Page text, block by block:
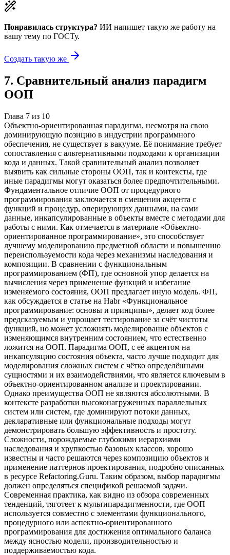
Понравилась структура? ИИ напишет такую же работу на
вашу тему по ГОСТу.
Создать такую же
7. Сравнительный анализ парадигм
ООП
Глава 7 из 10
Объектно-ориентированная парадигма, несмотря на свою
доминирующую позицию в индустрии программного
обеспечения, не существует в вакууме. Её понимание требует
сопоставления с альтернативными подходами к организации
кода и данных. Такой сравнительный анализ позволяет
выявить как сильные стороны ООП, так и контексты, где
иные парадигмы могут оказаться более предпочтительными.
Фундаментальное отличие ООП от процедурного
программирования заключается в смещении акцента с
функций и процедур, оперирующих данными, на сами
данные, инкапсулированные в объекты вместе с методами для
работы с ними. Как отмечается в материале «Объектно-
ориентированное программирование», это способствует
лучшему моделированию предметной области и повышению
переиспользуемости кода через механизмы наследования и
композиции. В сравнении с функциональным
программированием (ФП), где основной упор делается на
вычисления через применение функций и избегание
изменяемого состояния, ООП предлагает иную модель. ФП,
как обсуждается в статье на Habr «Функциональное
программирование: основы и принципы», делает код более
предсказуемым и упрощает тестирование за счёт чистоты
функций, но может усложнять моделирование объектов с
изменяющимся внутренним состоянием, что естественно
ложится на ООП. Парадигма ООП, с её акцентом на
инкапсуляцию состояния объекта, часто лучше подходит для
моделирования сложных систем с чётко определёнными
сущностями и их взаимодействиями, что является ключевым в
объектно-ориентированном анализе и проектировании.
Однако преимущества ООП не являются абсолютными. В
контексте разработки высоконагруженных параллельных
систем или систем, где доминируют потоки данных,
декларативные или функциональные подходы могут
демонстрировать большую эффективность и простоту.
Сложности, порождаемые глубокими иерархиями
наследования и хрупкостью базовых классов, хорошо
известны и часто решаются через композицию объектов и
применение паттернов проектирования, подробно описанных
в ресурсе Refactoring.Guru. Таким образом, выбор парадигмы
должен определяться спецификой решаемой задачи.
Современная практика, как видно из обзора современных
тенденций, тяготеет к мультипарадигменности, где ООП
используется совместно с элементами функционального,
процедурного или аспектно-ориентированного
программирования для достижения оптимального баланса
между ясностью модели, производительностью и
поддерживаемостью кода.